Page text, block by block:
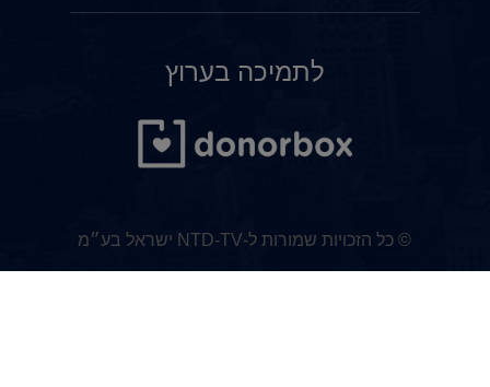
לתמיכה בערוץ
© כל הזכויות שמורות ל-NTD-TV ישראל בע״מ